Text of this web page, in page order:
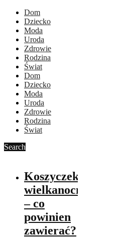
Dom
Dziecko
Moda
Uroda
Zdrowie
Rodzina
Świat
Dom
Dziecko
Moda
Uroda
Zdrowie
Rodzina
Świat
Search
Koszyczek
wielkanocny
– co
powinien
zawierać?